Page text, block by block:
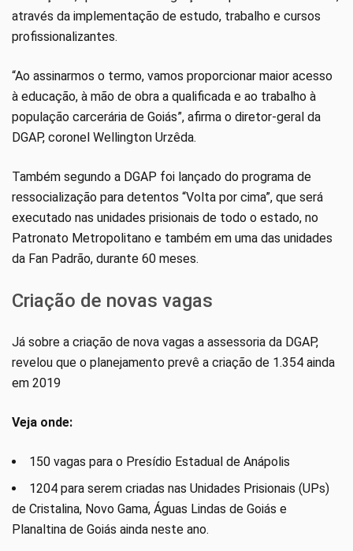
através da implementação de estudo, trabalho e cursos
profissionalizantes.
“Ao assinarmos o termo, vamos proporcionar maior acesso
à educação, à mão de obra a qualificada e ao trabalho à
população carcerária de Goiás”, afirma o diretor-geral da
DGAP, coronel Wellington Urzêda.
Também segundo a DGAP foi lançado do programa de
ressocialização para detentos “Volta por cima”, que será
executado nas unidades prisionais de todo o estado, no
Patronato Metropolitano e também em uma das unidades
da Fan Padrão, durante 60 meses.
Criação de novas vagas
Já sobre a criação de nova vagas a assessoria da DGAP,
revelou que o planejamento prevê a criação de 1.354 ainda
em 2019
Veja onde:
150 vagas para o Presídio Estadual de Anápolis
1204 para serem criadas nas Unidades Prisionais (UPs)
de Cristalina, Novo Gama, Águas Lindas de Goiás e
Planaltina de Goiás ainda neste ano.